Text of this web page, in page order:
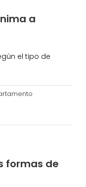
a
el tipo de
formas de